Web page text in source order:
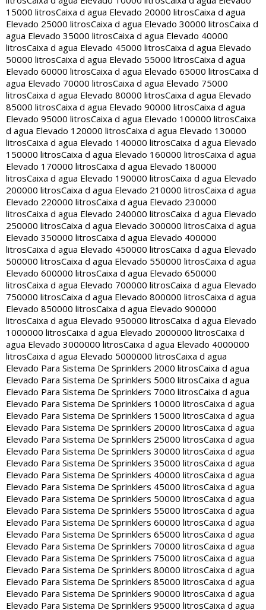
15000 litrosCaixa d agua Elevado 20000 litrosCaixa d agua
Elevado 25000 litrosCaixa d agua Elevado 30000 litrosCaixa d
agua Elevado 35000 litrosCaixa d agua Elevado 40000
litrosCaixa d agua Elevado 45000 litrosCaixa d agua Elevado
50000 litrosCaixa d agua Elevado 55000 litrosCaixa d agua
Elevado 60000 litrosCaixa d agua Elevado 65000 litrosCaixa d
agua Elevado 70000 litrosCaixa d agua Elevado 75000
litrosCaixa d agua Elevado 80000 litrosCaixa d agua Elevado
85000 litrosCaixa d agua Elevado 90000 litrosCaixa d agua
Elevado 95000 litrosCaixa d agua Elevado 100000 litrosCaixa
d agua Elevado 120000 litrosCaixa d agua Elevado 130000
litrosCaixa d agua Elevado 140000 litrosCaixa d agua Elevado
150000 litrosCaixa d agua Elevado 160000 litrosCaixa d agua
Elevado 170000 litrosCaixa d agua Elevado 180000
litrosCaixa d agua Elevado 190000 litrosCaixa d agua Elevado
200000 litrosCaixa d agua Elevado 210000 litrosCaixa d agua
Elevado 220000 litrosCaixa d agua Elevado 230000
litrosCaixa d agua Elevado 240000 litrosCaixa d agua Elevado
250000 litrosCaixa d agua Elevado 300000 litrosCaixa d agua
Elevado 350000 litrosCaixa d agua Elevado 400000
litrosCaixa d agua Elevado 450000 litrosCaixa d agua Elevado
500000 litrosCaixa d agua Elevado 550000 litrosCaixa d agua
Elevado 600000 litrosCaixa d agua Elevado 650000
litrosCaixa d agua Elevado 700000 litrosCaixa d agua Elevado
750000 litrosCaixa d agua Elevado 800000 litrosCaixa d agua
Elevado 850000 litrosCaixa d agua Elevado 900000
litrosCaixa d agua Elevado 950000 litrosCaixa d agua Elevado
1000000 litrosCaixa d agua Elevado 2000000 litrosCaixa d
agua Elevado 3000000 litrosCaixa d agua Elevado 4000000
litrosCaixa d agua Elevado 5000000 litrosCaixa d agua
Elevado Para Sistema De Sprinklers 2000 litrosCaixa d agua
Elevado Para Sistema De Sprinklers 5000 litrosCaixa d agua
Elevado Para Sistema De Sprinklers 7000 litrosCaixa d agua
Elevado Para Sistema De Sprinklers 10000 litrosCaixa d agua
Elevado Para Sistema De Sprinklers 15000 litrosCaixa d agua
Elevado Para Sistema De Sprinklers 20000 litrosCaixa d agua
Elevado Para Sistema De Sprinklers 25000 litrosCaixa d agua
Elevado Para Sistema De Sprinklers 30000 litrosCaixa d agua
Elevado Para Sistema De Sprinklers 35000 litrosCaixa d agua
Elevado Para Sistema De Sprinklers 40000 litrosCaixa d agua
Elevado Para Sistema De Sprinklers 45000 litrosCaixa d agua
Elevado Para Sistema De Sprinklers 50000 litrosCaixa d agua
Elevado Para Sistema De Sprinklers 55000 litrosCaixa d agua
Elevado Para Sistema De Sprinklers 60000 litrosCaixa d agua
Elevado Para Sistema De Sprinklers 65000 litrosCaixa d agua
Elevado Para Sistema De Sprinklers 70000 litrosCaixa d agua
Elevado Para Sistema De Sprinklers 75000 litrosCaixa d agua
Elevado Para Sistema De Sprinklers 80000 litrosCaixa d agua
Elevado Para Sistema De Sprinklers 85000 litrosCaixa d agua
Elevado Para Sistema De Sprinklers 90000 litrosCaixa d agua
Elevado Para Sistema De Sprinklers 95000 litrosCaixa d agua